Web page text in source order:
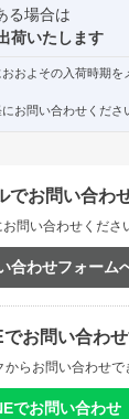
る場合は
荷いたします
およその入荷時期を
お問い合わせくださ
でお問い合わ
問い合わせくださ
合わせフォーム
でお問い合わ
らお問い合わせで
でお問い合わせ